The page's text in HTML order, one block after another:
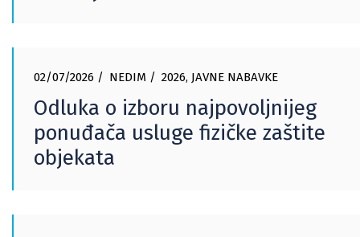
02/07/2026 NEDIM 2026, JAVNE NABAVKE
Odluka o izboru najpovoljnijeg
ponuđača usluge fizičke zaštite
objekata